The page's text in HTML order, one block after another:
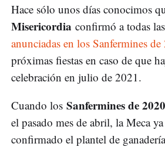
Hace sólo unos días conocimos
Misericordia confirmó a todas las
anunciadas en los Sanfermines
próximas fiestas en caso de que
celebración en julio de 2021.
Cuando los Sanfermines de 2020
el pasado mes de abril, la Meca
confirmado el plantel de